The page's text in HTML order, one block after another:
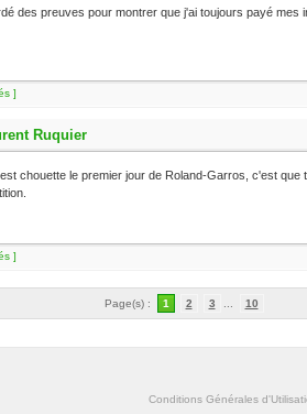
des preuves pour montrer que j'ai toujours payé mes
]
Ruquier
chouette le premier jour de Roland-Garros, c'est
]
Page(s) : 1 2 3 10
Conditions Générales